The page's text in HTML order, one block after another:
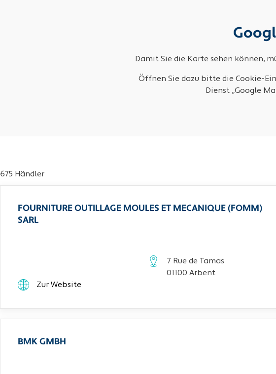
Damit Sie die Karte sehen können,
Öffnen Sie dazu bitte die Cookie-
Dienst „Google
675 Händler
FOURNITURE OUTILLAGE MOULES ET MECANIQUE (FOMM)
SARL
7 Rue de Tamas
01100 Arbent
Zur Website
BMK GMBH